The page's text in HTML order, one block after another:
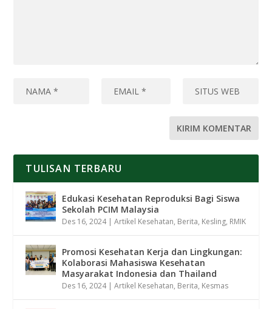
TULISAN TERBARU
Edukasi Kesehatan Reproduksi Bagi Siswa
Sekolah PCIM Malaysia
Des 16, 2024|Artikel Kesehatan, Berita, Kesling, RMIK
Promosi Kesehatan Kerja dan Lingkungan:
Kolaborasi Mahasiswa Kesehatan
Masyarakat Indonesia dan Thailand
Des 16, 2024|Artikel Kesehatan, Berita, Kesmas